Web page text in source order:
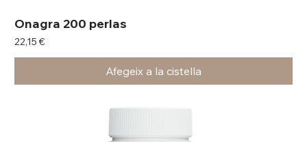
Onagra 200 perlas
Preu
22,15 €
Afegeix a la cistella